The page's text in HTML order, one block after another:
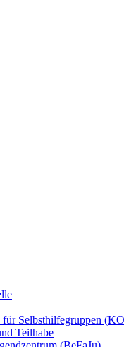
Selbsthilfegruppen
Teilhabe